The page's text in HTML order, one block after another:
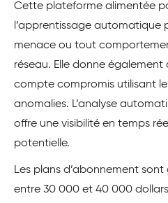
Cette plateforme alimentée
l’apprentissage
menace ou tout
réseau. Elle donne
compte compromis utilisant
anomalies. L’analyse
offre une visibilité en temps
potentielle.
Les plans d’abonnement
entre 30 000 et 40 000